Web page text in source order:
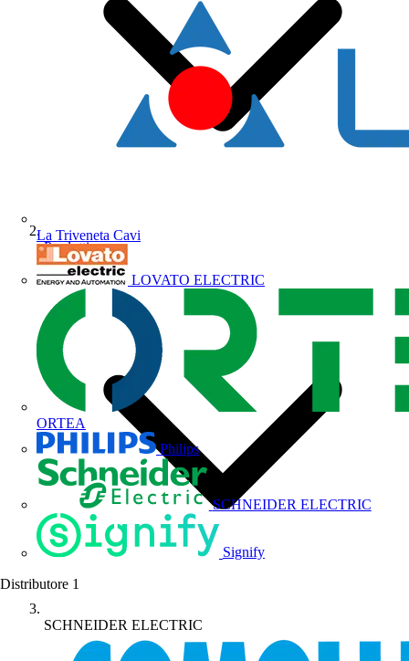
La Triveneta Cavi
LOVATO ELECTRIC
ORTEA
Philips
SCHNEIDER ELECTRIC
Signify
Distributore 1
Prodotti
SCHNEIDER ELECTRIC